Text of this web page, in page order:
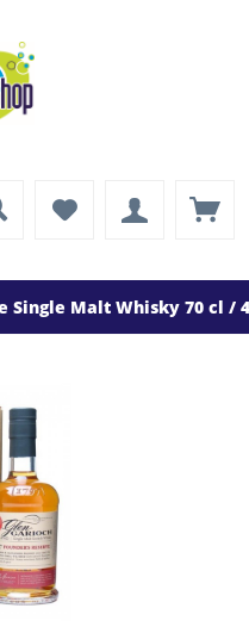
Single Malt Whisky 70 cl /